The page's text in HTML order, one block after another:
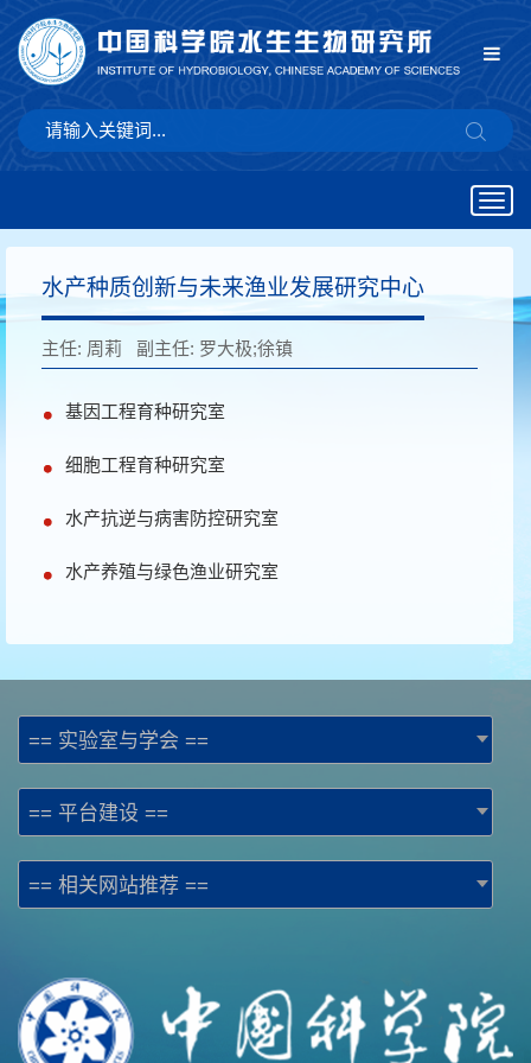
水产种质创新与未来渔业发展研究中心
主任: 周莉 副主任: 罗大极;徐镇
基因工程育种研究室
细胞工程育种研究室
水产抗逆与病害防控研究室
水产养殖与绿色渔业研究室
== 实验室与学会 ==
== 平台建设 ==
== 相关网站推荐 ==